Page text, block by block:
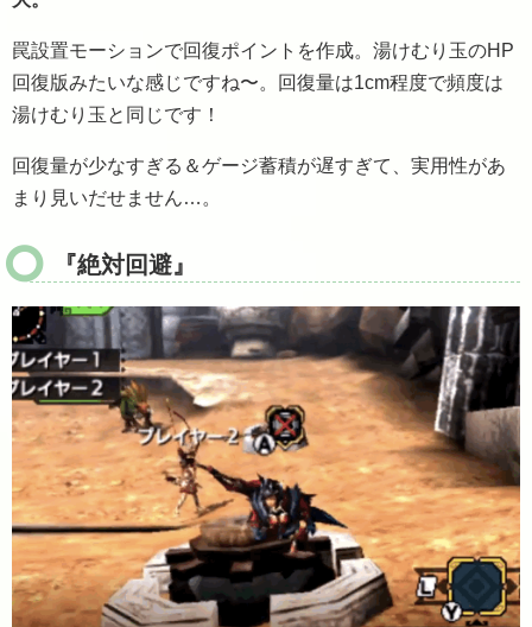
罠設置モーションで回復ポイントを作成。湯けむり玉のHP
回復版みたいな感じですね〜。回復量は1cm程度で頻度は
湯けむり玉と同じです！
回復量が少なすぎる＆ゲージ蓄積が遅すぎて、実用性があ
まり見いだせません…。
『絶対回避』